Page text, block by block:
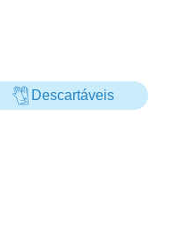
Descartáveis